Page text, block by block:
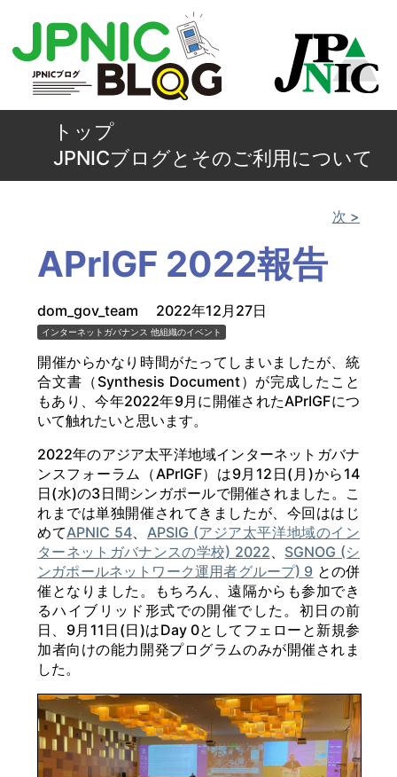
トップ
JPNICブログとそのご利用について
次 >
APrIGF 2022報告
dom_gov_team 2022年12月27日
インターネットガバナンス 他組織のイベント
開催からかなり時間がたってしまいましたが、統
合文書（Synthesis Document）が完成したこと
もあり、今年2022年9月に開催されたAPrIGFにつ
いて触れたいと思います。
2022年のアジア太平洋地域インターネットガバナ
ンスフォーラム（APrIGF）は9月12日(月)から14
日(水)の3日間シンガポールで開催されました。こ
れまでは単独開催されてきましたが、今回ははじ
めてAPNIC 54、 APSIG (アジア太平洋地域のイン
ターネットガバナンスの学校) 2022、 SGNOG (シ
ンガポールネットワーク運用者グループ) 9 との併
催となりました。もちろん、遠隔からも参加でき
るハイブリッド形式での開催でした。初日の前
日、9月11日(日)はDay 0としてフェローと新規参
加者向けの能力開発プログラムのみが開催されま
した。